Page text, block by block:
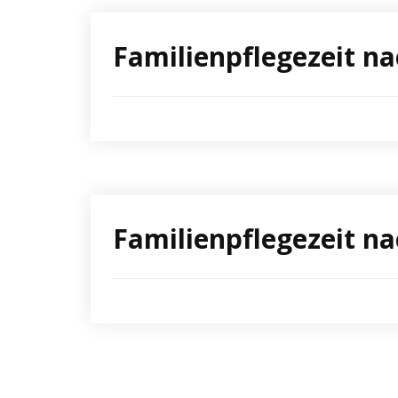
Familienpflegezeit
Familienpflegezeit